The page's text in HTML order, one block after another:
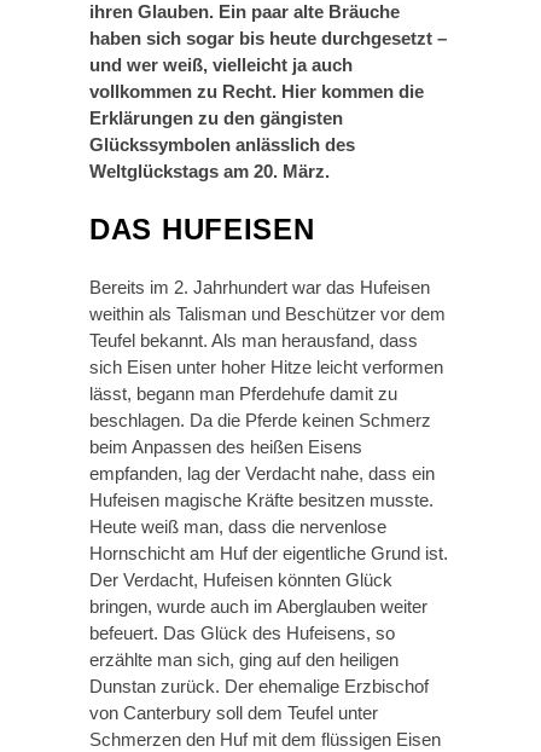
ihren Glauben. Ein paar alte Bräuche
haben sich sogar bis heute durchgesetzt –
und wer weiß, vielleicht ja auch
vollkommen zu Recht. Hier kommen die
Erklärungen zu den gängisten
Glückssymbolen anlässlich des
Weltglückstags am 20. März.
DAS HUFEISEN
Bereits im 2. Jahrhundert war das Hufeisen
weithin als Talisman und Beschützer vor dem
Teufel bekannt. Als man herausfand, dass
sich Eisen unter hoher Hitze leicht verformen
lässt, begann man Pferdehufe damit zu
beschlagen. Da die Pferde keinen Schmerz
beim Anpassen des heißen Eisens
empfanden, lag der Verdacht nahe, dass ein
Hufeisen magische Kräfte besitzen musste.
Heute weiß man, dass die nervenlose
Hornschicht am Huf der eigentliche Grund ist.
Der Verdacht, Hufeisen könnten Glück
bringen, wurde auch im Aberglauben weiter
befeuert. Das Glück des Hufeisens, so
erzählte man sich, ging auf den heiligen
Dunstan zurück. Der ehemalige Erzbischof
von Canterbury soll dem Teufel unter
Schmerzen den Huf mit dem flüssigen Eisen